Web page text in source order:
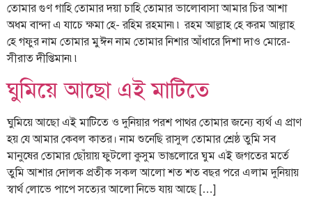
তোমার গুণ গাহি তোমার দয়া চাহি তোমার ভালোবাসা আমার চির আশা
অধম বান্দা এ যাচে ক্ষমা হে- রহিম রহমান৷৷ রহম আল্লাহ হে করম আল্লাহ
হে গফুর নাম তোমার মুঈন নাম তোমার নিশার আঁধারে দিশা দাও মোরে-
সীরাত দীপ্তিমান৷৷
ঘুমিয়ে আছো এই মাটিতে
ঘুমিয়ে আছো এই মাটিতে ও দুনিয়ার পরশ পাথর তোমার জন্যে ব্যর্থ এ প্রাণ
হয় যে আমার কেবল কাতর। নাম শুনেছি রাসুল তোমার শ্রেষ্ঠ তুমি সব
মানুষের তোমার ছোঁয়ায় ফুটলো কুসুম ভাঙলোরে ঘুম এই জগতের মর্তে
তুমি আশার দোলক প্রতীক সকল আলো শত শত বছর পরে এলাম দুনিয়ায়
স্বার্থ লোভে পাপে সত্যের আলো নিভে যায় আছে […]